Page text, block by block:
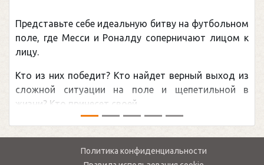
Представьте себе идеальную битву на футбольном
поле, где Месси и Роналду соперничают лицом к
лицу.
Кто из них победит? Кто найдет верный выход из
сложной ситуации на поле и щепетильной в
жизни? Кто принесет своей ...
Политика конфиденциальности